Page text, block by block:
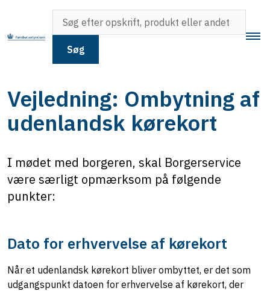
Søg
Vejledning: Ombytning af
udenlandsk kørekort
I mødet med borgeren, skal Borgerservice
være særligt opmærksom på følgende
punkter:
Dato for erhvervelse af kørekort
Når et udenlandsk kørekort bliver ombyttet, er det som
udgangspunkt datoen for erhvervelse af kørekort, der